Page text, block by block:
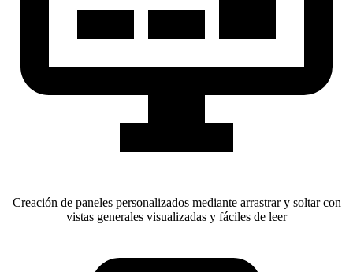
Creación de paneles personalizados mediante arrastrar y soltar con
vistas generales visualizadas y fáciles de leer